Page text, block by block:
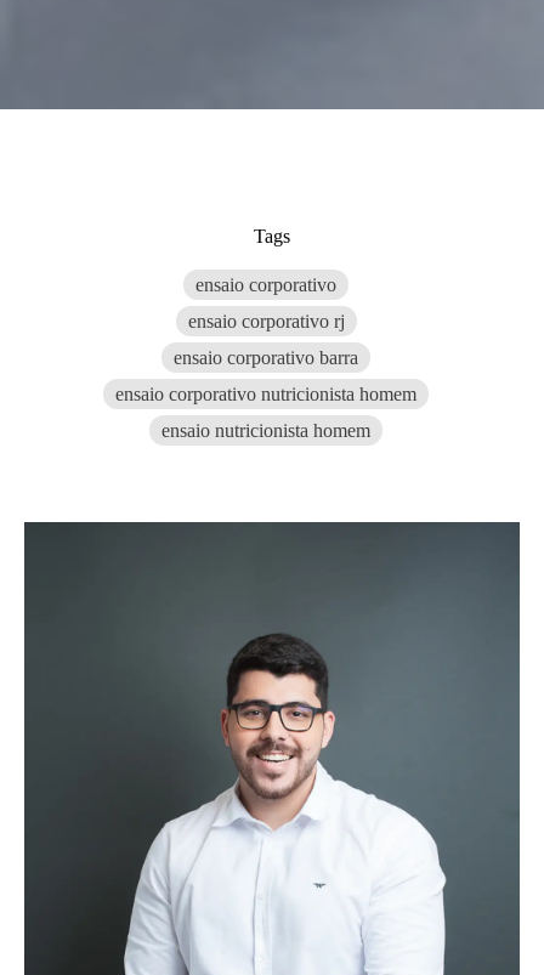
Tags
ensaio corporativo
ensaio corporativo rj
ensaio corporativo barra
ensaio corporativo nutricionista homem
ensaio nutricionista homem